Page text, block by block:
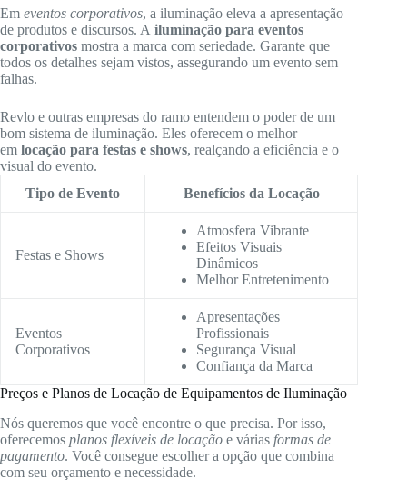
Em eventos corporativos, a iluminação eleva a apresentação
de produtos e discursos. A iluminação para eventos
corporativos mostra a marca com seriedade. Garante que
todos os detalhes sejam vistos, assegurando um evento sem
falhas.
Revlo e outras empresas do ramo entendem o poder de um
bom sistema de iluminação. Eles oferecem o melhor
em locação para festas e shows, realçando a eficiência e o
visual do evento.
Tipo de Evento
Benefícios da Locação
Festas e Shows
Atmosfera Vibrante
Efeitos Visuais
Dinâmicos
Melhor Entretenimento
Eventos
Corporativos
Apresentações
Profissionais
Segurança Visual
Confiança da Marca
Preços e Planos de Locação de Equipamentos de Iluminação
Nós queremos que você encontre o que precisa. Por isso,
oferecemos planos flexíveis de locação e várias formas de
pagamento. Você consegue escolher a opção que combina
com seu orçamento e necessidade.